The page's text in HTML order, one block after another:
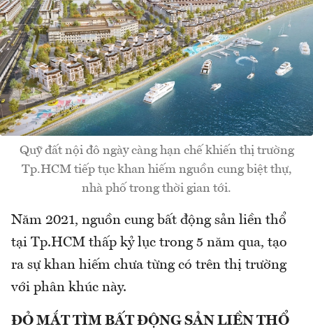
Quỹ đất nội đô ngày càng hạn chế khiến thị trường
Tp.HCM tiếp tục khan hiếm nguồn cung biệt thự,
nhà phố trong thời gian tới.
Năm 2021, nguồn cung bất động sản liền thổ
tại Tp.HCM thấp kỷ lục trong 5 năm qua, tạo
ra sự khan hiếm chưa từng có trên thị trường
với phân khúc này.
ĐỎ MẮT TÌM BẤT ĐỘNG SẢN LIỀN THỔ